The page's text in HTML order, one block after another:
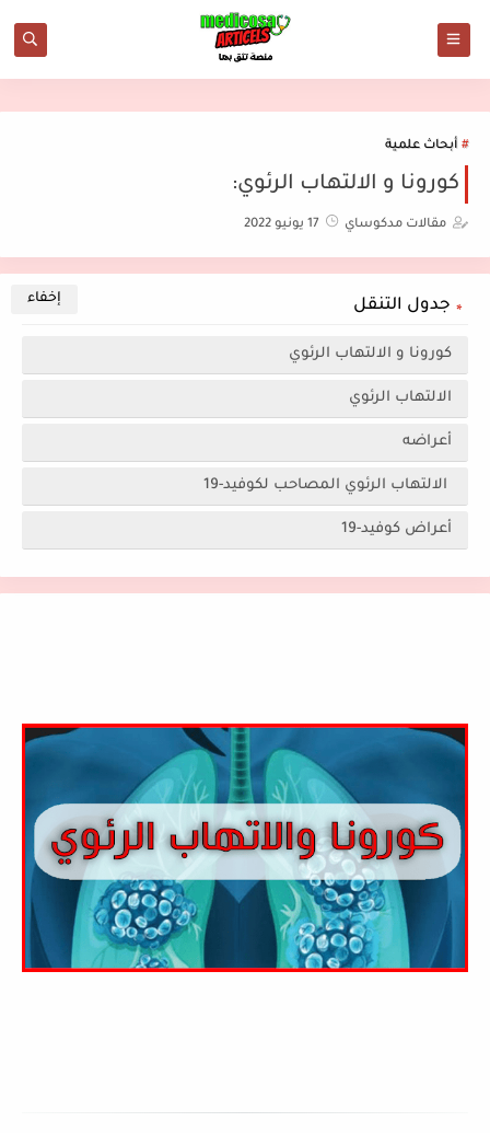
أبحاث علمية
كورونا و الالتهاب الرئوي:
مقالات مدكوساي 17 يونيو 2022
جدول التنقل
كورونا و الالتهاب الرئوي
الالتهاب الرئوي
أعراضه
الالتهاب الرئوي المصاحب لكوفيد-19
أعراض كوفيد-19